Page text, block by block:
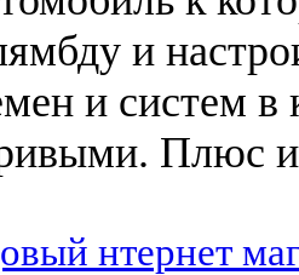
и
и систем
Плюс
нтернет